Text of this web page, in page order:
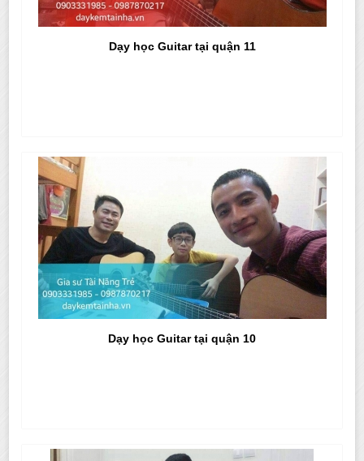
Dạy học Guitar tại quận 11
Dạy học Guitar tại quận 10